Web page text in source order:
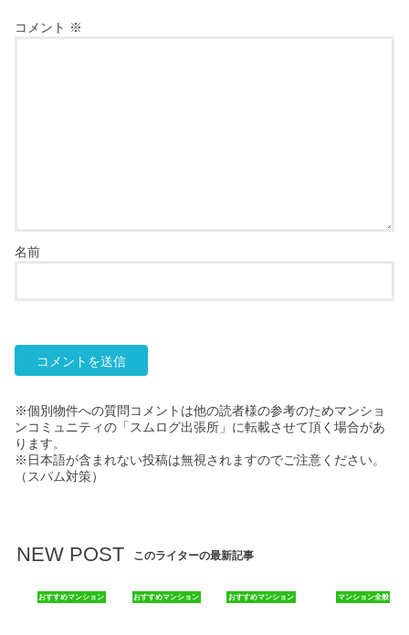
コメント ※
名前
※個別物件への質問コメントは他の読者様の参考のためマンショ
ンコミュニティの「スムログ出張所」に転載させて頂く場合があ
ります。
※日本語が含まれない投稿は無視されますのでご注意ください。
（スパム対策）
NEW POST このライターの最新記事
おすすめマンション おすすめマンション おすすめマンション マンション全般